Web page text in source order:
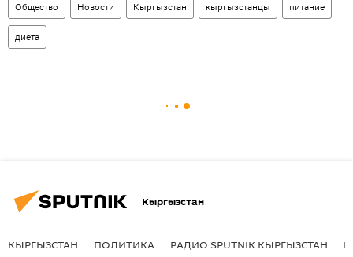
Общество Новости Кыргызстан кыргызстанцы питание
диета
Кыргызстан
КЫРГЫЗСТАН ПОЛИТИКА РАДИО SPUTNIK КЫРГЫЗСТАН